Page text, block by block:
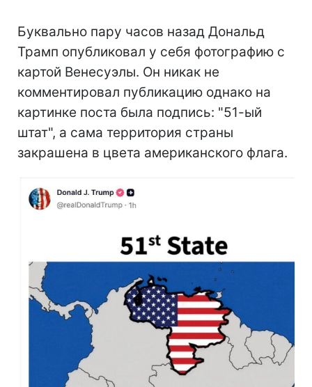
Буквально пару часов назад Дональд
Трамп опубликовал у себя фотографию с
картой Венесуэлы. Он никак не
комментировал публикацию однако на
картинке поста была подпись: "51-ый
штат", а сама территория страны
закрашена в цвета американского флага.